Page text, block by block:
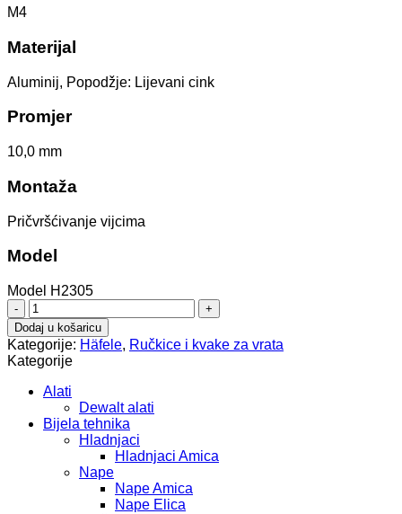
M4
Materijal
Aluminij, Popodžje: Lijevani cink
Promjer
10,0 mm
Montaža
Pričvršćivanje vijcima
Model
Model H2305
ručka
106.70.401
količina
Dodaj u košaricu
Kategorije: Häfele, Ručkice i kvake za vrata
Kategorije
Alati
Dewalt alati
Bijela tehnika
Hladnjaci
Hladnjaci Amica
Nape
Nape Amica
Nape Elica